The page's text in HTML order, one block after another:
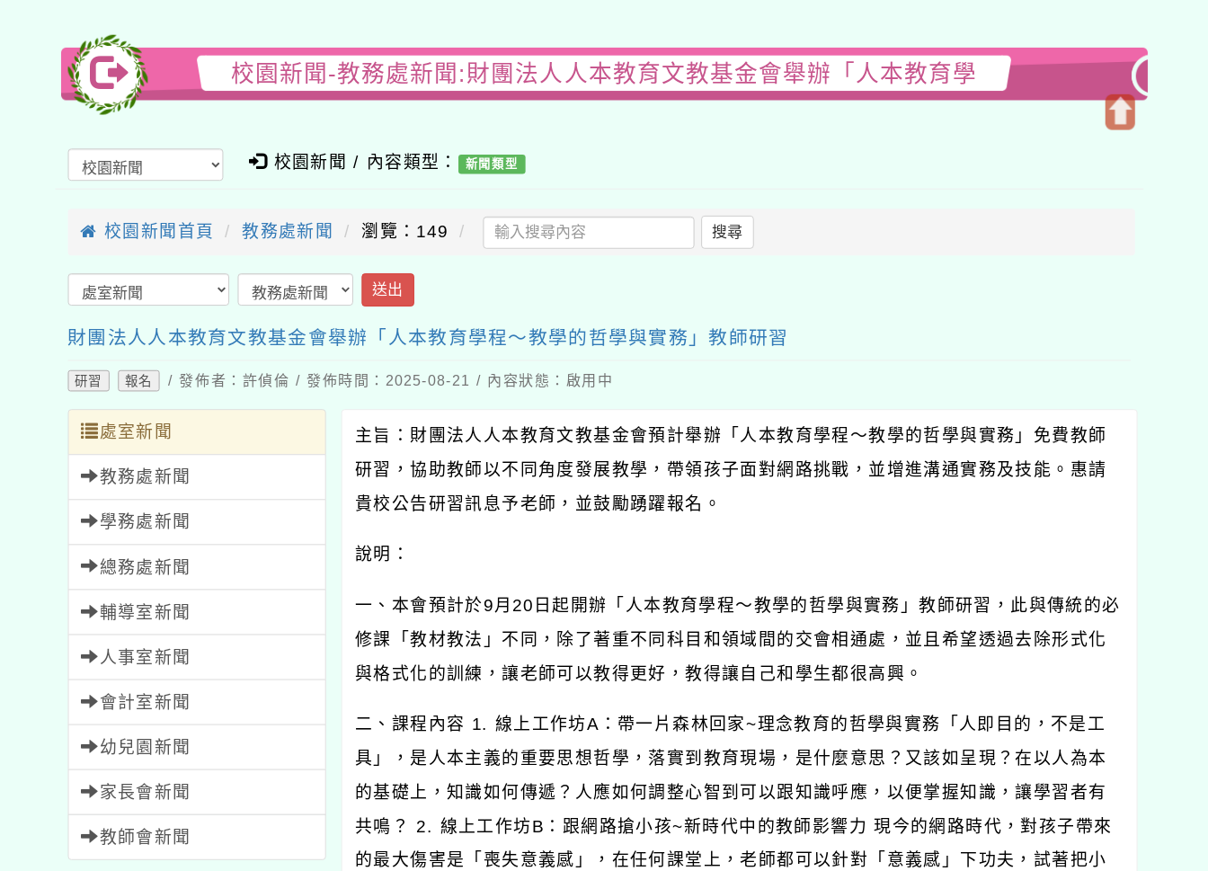
校園新聞-教務處新聞:財團法人人本教育文教基金會舉辦「人本教育學
校園新聞 / 內容類型： 新聞類型
校園新聞首頁 教務處新聞 瀏覽：149 搜尋
送出
財團法人人本教育文教基金會舉辦「人本教育學程～教學的哲學與實務」教師研習
研習 報名 / 發佈者：許偵倫 / 發佈時間：2025-08-21 / 內容狀態：啟用中
處室新聞
教務處新聞
學務處新聞
總務處新聞
輔導室新聞
人事室新聞
會計室新聞
幼兒園新聞
家長會新聞
教師會新聞
主旨：財團法人人本教育文教基金會預計舉辦「人本教育學程～教學的哲學與實務」免費教師
研習，協助教師以不同角度發展教學，帶領孩子面對網路挑戰，並增進溝通實務及技能。惠請
貴校公告研習訊息予老師，並鼓勵踴躍報名。
說明：
一、本會預計於9月 20 日起開辦「人本教育學程～教學的哲學與實務」教師研習，此與傳統的必
修課「教材教法」不同，除了著重不同科目和領域間的交會相通處，並且希望透過去除形式化
與格式化的訓練，讓老師可以教得更好，教得讓自己和學生都很高興。
二、課程內容 1. 線上工作坊A ：帶一片森林回家~理念教育的哲學與實務「人即目的，不是工
具」，是人本主義的重要思想哲學，落實到教育現場，是什麼意思？又該如呈現？在以人為本
的基礎上，知識如何傳遞？人應如何調整心智到可以跟知識呼應，以便掌握知識，讓學習者有
共鳴？
2. 線上工作坊B ：跟網路搶小孩~新時代中的教師影響力 現今的網路時代，對孩子帶來
的最大傷害是「喪失意義感」，在任何課堂上，老師都可以針對「意義感」下功夫，試著把小